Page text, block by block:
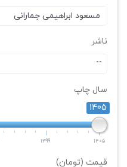
ناشر
--
سال چاپ
1405
1399 1405
قیمت (تومان)